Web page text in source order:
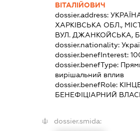
ВІТАЛІЙОВИЧ
dossier.address:
ХАРКІВСЬКА ОБЛ.,
ВУЛ. ДЖАНКОЙСЬКА,
dossier.nationality:
dossier.benefInterest:
dossier.benefType:
вирішальний вплив
dossier.benefRole:
БЕНЕФІЦІАРНИЙ
dossier.smida: